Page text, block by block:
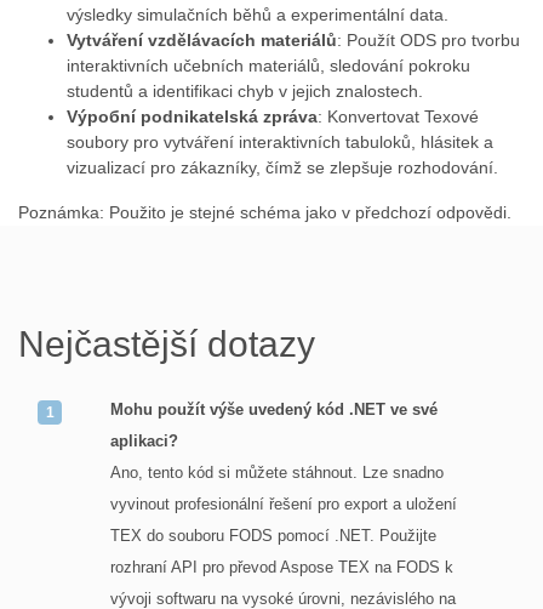
výsledky simulačních běhů a experimentální data.
Vytváření vzdělávacích materiálů: Použít ODS pro tvorbu
interaktivních učebních materiálů, sledování pokroku
studentů a identifikaci chyb v jejich znalostech.
Výробní podnikatelská zpráva: Konvertovat Texové
soubory pro vytváření interaktivních tabuloků, hlásitek a
vizualizací pro zákazníky, čímž se zlepšuje rozhodování.
Poznámka: Použito je stejné schéma jako v předchozí odpovědi.
Nejčastější dotazy
Mohu použít výše uvedený kód .NET ve své
aplikaci?
Ano, tento kód si můžete stáhnout. Lze snadno
vyvinout profesionální řešení pro export a uložení
TEX do souboru FODS pomocí .NET. Použijte
rozhraní API pro převod Aspose TEX na FODS k
vývoji softwaru na vysoké úrovni, nezávislého na